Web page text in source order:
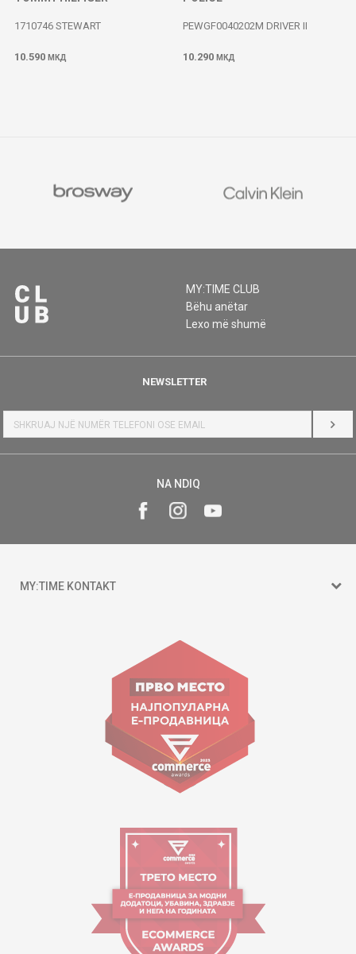
1710746 STEWART
10.590 МКД
PEWGF0040202M DRIVER II
10.290 МКД
MY:TIME CLUB
Bëhu anëtar
Lexo më shumë
NEWSLETTER
HYR
NA NDIQ
MY:TIME KONTAKT
Goce Nikolovski 74 Shkup
contact@mytime.mk
Orari i punës:
09:00 - 17:00